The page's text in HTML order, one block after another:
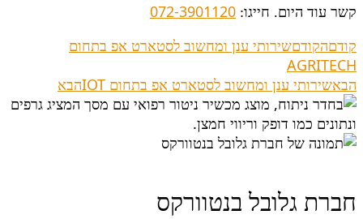
קשר עוד היום. חייגו: 072-3901120
קודםהקודםשירותי ענן ומחשוב לסטארט אפ בתחום
AGRITECH
הבאשירותי ענן ומחשוב לסטארט אפ בתחום IOT הבא
חברת גלובל בנטוורקס